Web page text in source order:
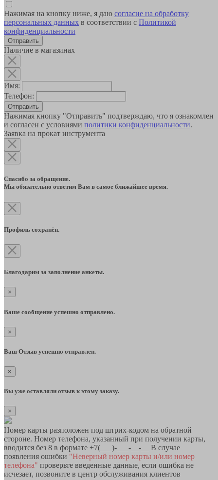
Нажимая на кнопку ниже, я даю согласие на обработку
персональных данных в соответствии с Политикой
конфиденциальности
Наличие в магазинах
Имя:
Телефон:
Отправить
Нажимая кнопку "Отправить" подтверждаю, что я ознакомлен
и согласен с условиями политики конфиденциальности.
Заявка на прокат инструмента
Спасибо за обращение.
Мы обязательно ответим Вам в самое ближайшее время.
Профиль сохранён.
Благодарим за заполнение анкеты.
×
Ваше сообщение успешно отправлено.
×
Ваш Отзыв успешно отправлен.
×
Вы уже оставляли отзыв к этому заказу.
×
Номер карты разположен под штрих-кодом на обратной
стороне. Номер телефона, указанный при получении карты,
вводится без 8 в формате +7(___)-___-__-__ В случае
появления ошибки "Неверный номер карты и/или номер
телефона" проверьте введенные данные, если ошибка не
исчезает, позвоните в центр обслуживания клиентов